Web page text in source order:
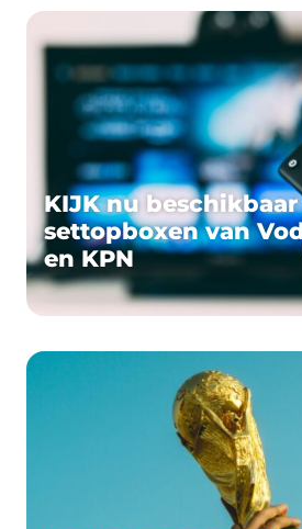
KIJK nu
settopboxen van
en KPN